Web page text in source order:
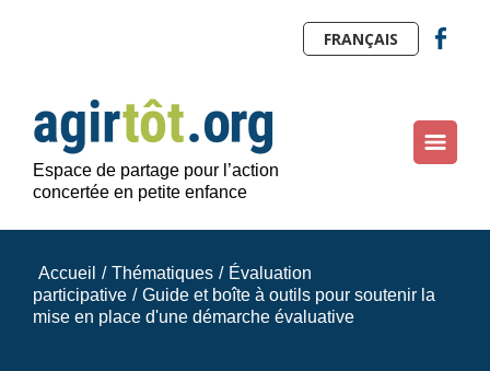
Espace de partage pour l’action
concertée en petite enfance
FRANÇAIS
Accueil / Thématiques / Évaluation
participative / Guide et boîte à outils pour soutenir la
mise en place d'une démarche évaluative